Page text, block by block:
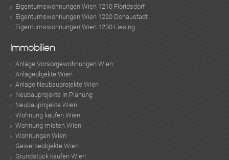
Eigentumswohnungen Wien 1210 Floridsdorf
Eigentumswohnungen Wien 1220 Donaustadt
Eigentumswohnungen Wien 1230 Liesing
Immobilien
Anlage Vorsorgewohnungen Wien
Anlageobjekte Wien
Anlage Neubauprojekte Wien
Neubauprojekte in Planung
Neubauprojekte Wien
Wohnung kaufen Wien
Wohnung mieten Wien
Wohnungen Wien
Gewerbeobjekte Wien
Grundstück kaufen Wien